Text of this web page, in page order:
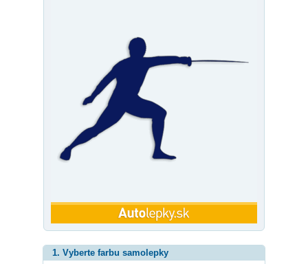
1. Vyberte farbu samolepky